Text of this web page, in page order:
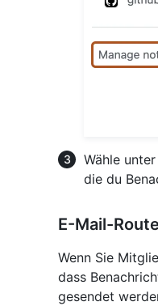
Wähle
die du
E-Mail-
Wenn Sie
dass
gesendet